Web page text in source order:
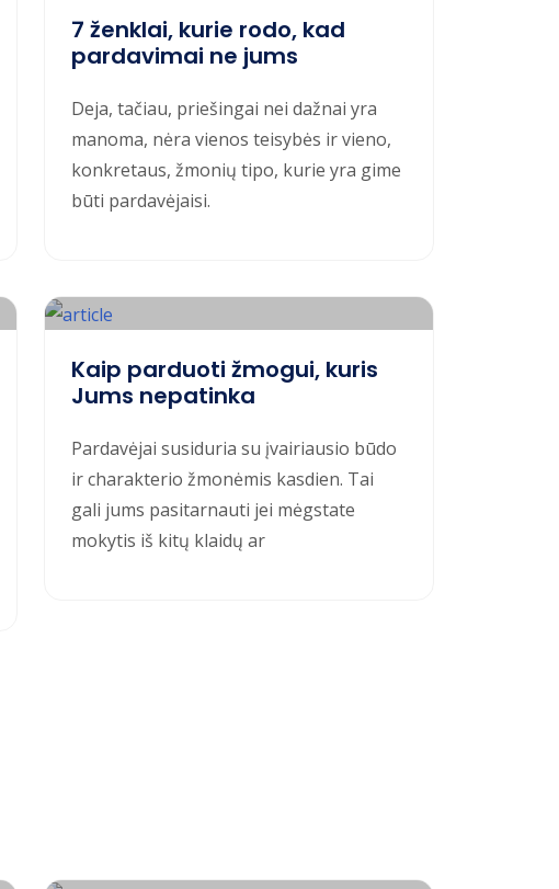
7 ženklai, kurie rodo, kad
pardavimai ne jums
Deja, tačiau, priešingai nei dažnai yra
manoma, nėra vienos teisybės ir vieno,
konkretaus, žmonių tipo, kurie yra gime
būti pardavėjaisi.
Kaip parduoti žmogui, kuris
Jums nepatinka
Pardavėjai susiduria su įvairiausio būdo
ir charakterio žmonėmis kasdien. Tai
gali jums pasitarnauti jei mėgstate
mokytis iš kitų klaidų ar